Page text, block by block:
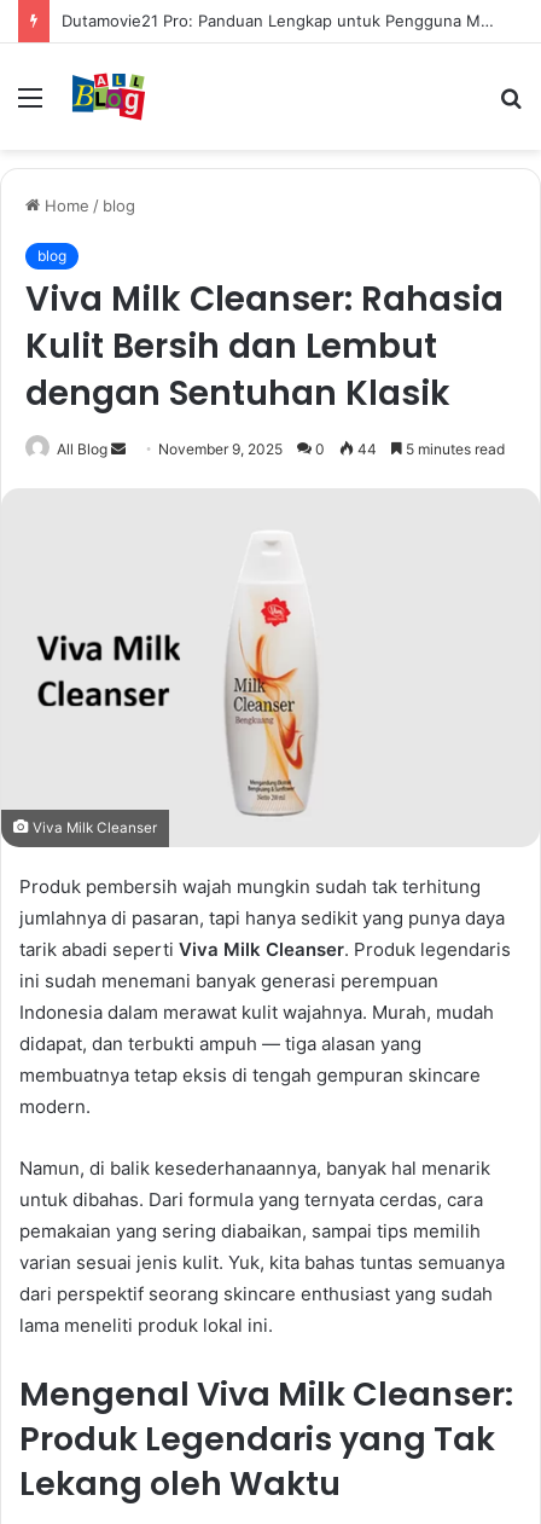
Dutamovie21 Pro: Panduan Lengkap untuk Pengguna Modern
Menu
Home / blog
blog
Viva Milk Cleanser: Rahasia
Kulit Bersih dan Lembut
dengan Sentuhan Klasik
All Blog
Send November 9, 2025 0 44 5 minutes read
Viva Milk Cleanser
Produk pembersih wajah mungkin sudah tak terhitung
jumlahnya di pasaran, tapi hanya sedikit yang punya daya
tarik abadi seperti Viva Milk Cleanser. Produk legendaris
ini sudah menemani banyak generasi perempuan
Indonesia dalam merawat kulit wajahnya. Murah, mudah
didapat, dan terbukti ampuh — tiga alasan yang
membuatnya tetap eksis di tengah gempuran skincare
modern.
Namun, di balik kesederhanaannya, banyak hal menarik
untuk dibahas. Dari formula yang ternyata cerdas, cara
pemakaian yang sering diabaikan, sampai tips memilih
varian sesuai jenis kulit. Yuk, kita bahas tuntas semuanya
dari perspektif seorang skincare enthusiast yang sudah
lama meneliti produk lokal ini.
Mengenal Viva Milk Cleanser:
Produk Legendaris yang Tak
Lekang oleh Waktu